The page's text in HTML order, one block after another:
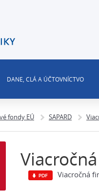
DANE, CLÁ A ÚČTOVNÍCTVO
fondy EÚ SAPARD
Viacročná